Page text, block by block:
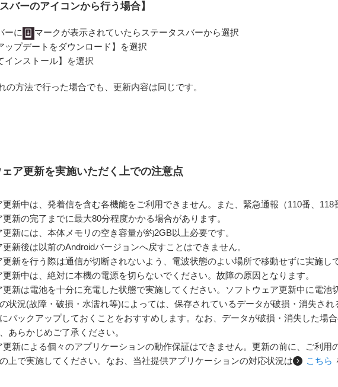
バーのアイコンから行う場合】
ーに
マークが表示されていたらステータスバーから選択
ップデートをダウンロード】を選択
インストール】を選択
の方法で行った場合でも、更新内容は同じです。
ア更新を実施いただく上での注意点
更新中は、発着信を含む各機能をご利用できません。また、緊急通報（110番、118
更新の完了までに最大80分程度かかる場合があります。
更新には、本体メモリの空き容量が約2GB以上必要です。
更新後は以前のAndroidバージョンへ戻すことはできません。
更新を行う際は通信が切断されないよう、電波状態のよい場所で移動せずに実施し
更新中は、絶対に本機の電源を切らないでください。故障の原因となります。
更新は電池を十分に充電した状態で実施してください。ソフトウェア更新中に電池
状況(故障・破損・水濡れ等)によっては、保存されているデータが破損・消失さ
バックアップしておくことをおすすめします。なお、データが破損・消失した場
あらかじめご了承ください。
更新による個々のアプリケーションの動作保証はできません。更新の前に、ご利用
上で実施してください。なお、当社提供アプリケーションの対応状況は
こちら